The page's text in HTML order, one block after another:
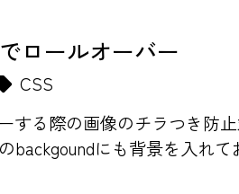
ロールオーバー
CSS
する際の画像のチラつき防
backgoundにも背景を入れ